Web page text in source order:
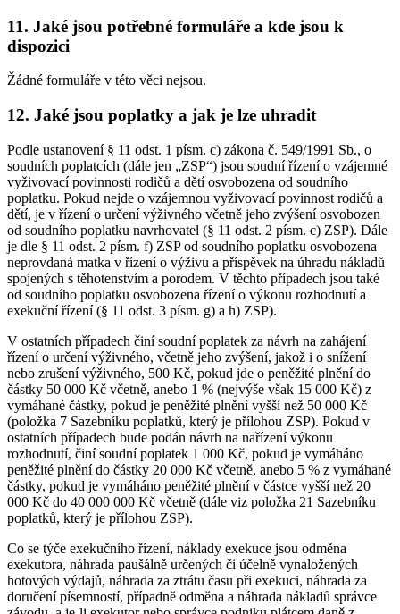
11. Jaké jsou potřebné formuláře a kde jsou k
dispozici
Žádné formuláře v této věci nejsou.
12. Jaké jsou poplatky a jak je lze uhradit
Podle ustanovení § 11 odst. 1 písm. c) zákona č. 549/1991 Sb., o
soudních poplatcích (dále jen „ZSP“) jsou soudní řízení o vzájemné
vyživovací povinnosti rodičů a dětí osvobozena od soudního
poplatku. Pokud nejde o vzájemnou vyživovací povinnost rodičů a
dětí, je v řízení o určení výživného včetně jeho zvýšení osvobozen
od soudního poplatku navrhovatel (§ 11 odst. 2 písm. c) ZSP). Dále
je dle § 11 odst. 2 písm. f) ZSP od soudního poplatku osvobozena
neprovdaná matka v řízení o výživu a příspěvek na úhradu nákladů
spojených s těhotenstvím a porodem. V těchto případech jsou také
od soudního poplatku osvobozena řízení o výkonu rozhodnutí a
exekuční řízení (§ 11 odst. 3 písm. g) a h) ZSP).
V ostatních případech činí soudní poplatek za návrh na zahájení
řízení o určení výživného, včetně jeho zvýšení, jakož i o snížení
nebo zrušení výživného, 500 Kč, pokud jde o peněžité plnění do
částky 50 000 Kč včetně, anebo 1 % (nejvýše však 15 000 Kč) z
vymáhané částky, pokud je peněžité plnění vyšší než 50 000 Kč
(položka 7 Sazebníku poplatků, který je přílohou ZSP). Pokud v
ostatních případech bude podán návrh na nařízení výkonu
rozhodnutí, činí soudní poplatek 1 000 Kč, pokud je vymáháno
peněžité plnění do částky 20 000 Kč včetně, anebo 5 % z vymáhané
částky, pokud je vymáháno peněžité plnění v částce vyšší než 20
000 Kč do 40 000 000 Kč včetně (dále viz položka 21 Sazebníku
poplatků, který je přílohou ZSP).
Co se týče exekučního řízení, náklady exekuce jsou odměna
exekutora, náhrada paušálně určených či účelně vynaložených
hotových výdajů, náhrada za ztrátu času při exekuci, náhrada za
doručení písemností, případně odměna a náhrada nákladů správce